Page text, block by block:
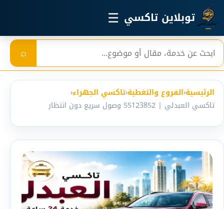
تخطي إلى المحتوى الرئيسي
توبلاين تاكسي ☰
بحث ⌕
الرئيسية‹الفروع والتغطية‹تاكسي الجهراء‹
تاكسي العبدلي | 55123852 وصول سريع دون انتظار